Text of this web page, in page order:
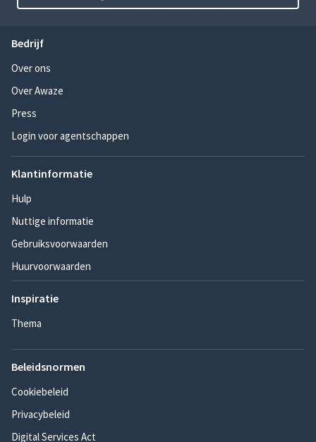
Bedrijf
Over ons
Over Awaze
Press
Login voor agentschappen
Klantinformatie
Hulp
Nuttige informatie
Gebruiksvoorwaarden
Huurvoorwaarden
Inspiratie
Thema
Beleidsnormen
Cookiebeleid
Privacybeleid
Digital Services Act